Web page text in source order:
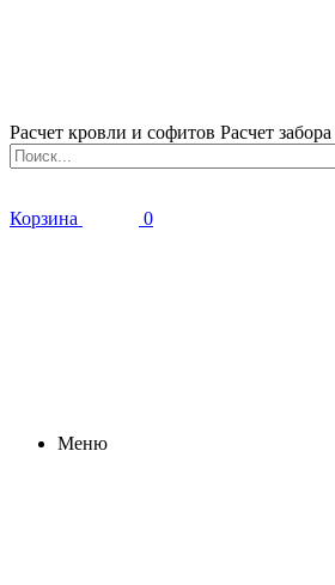
Расчет кровли и софитов Расчет забора
Корзина 0
Меню